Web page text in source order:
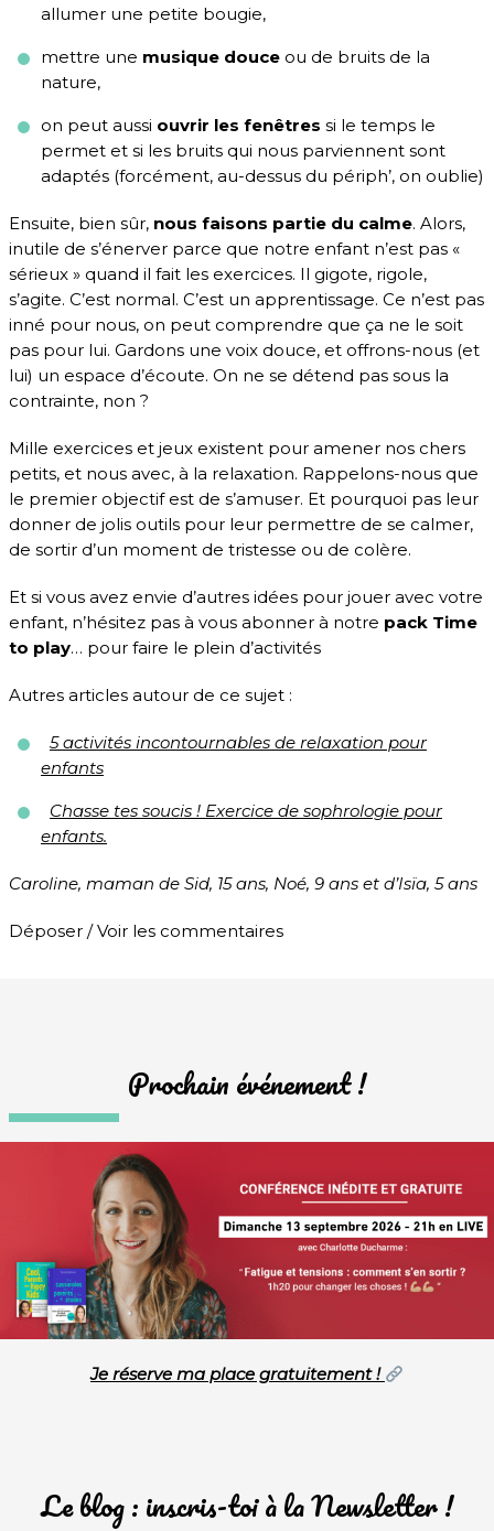
allumer une petite bougie,
mettre une musique douce ou de bruits de la
nature,
on peut aussi ouvrir les fenêtres si le temps le
permet et si les bruits qui nous parviennent sont
adaptés (forcément, au-dessus du périph’, on oublie)
Ensuite, bien sûr, nous faisons partie du calme. Alors,
inutile de s’énerver parce que notre enfant n’est pas «
sérieux » quand il fait les exercices. Il gigote, rigole,
s’agite. C’est normal. C’est un apprentissage. Ce n’est pas
inné pour nous, on peut comprendre que ça ne le soit
pas pour lui. Gardons une voix douce, et offrons-nous (et
lui) un espace d’écoute. On ne se détend pas sous la
contrainte, non ?
Mille exercices et jeux existent pour amener nos chers
petits, et nous avec, à la relaxation. Rappelons-nous que
le premier objectif est de s’amuser. Et pourquoi pas leur
donner de jolis outils pour leur permettre de se calmer,
de sortir d’un moment de tristesse ou de colère.
Et si vous avez envie d’autres idées pour jouer avec votre
enfant, n’hésitez pas à vous abonner à notre pack Time
to play… pour faire le plein d’activités
Autres articles autour de ce sujet :
5 activités incontournables de relaxation pour
enfants
Chasse tes soucis ! Exercice de sophrologie pour
enfants.
Caroline, maman de Sid, 15 ans, Noé, 9 ans et d’Isïa, 5 ans
Déposer / Voir les commentaires
Prochain événement !
Je réserve ma place gratuitement !
Le blog : inscris-toi à la Newsletter !